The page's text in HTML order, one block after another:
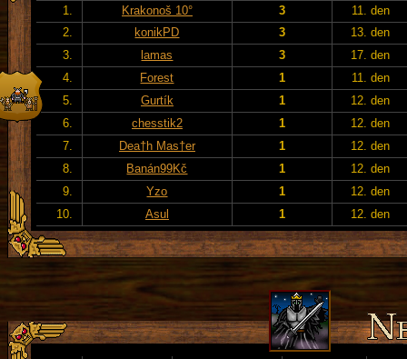
1.
Krakonoš 10° 3
11. den
2.
konikPD 3
13. den
3.
lamas 3
17. den
4.
Forest 1
11. den
5.
Gurtík 1
12. den
6.
chesstik2 1
12. den
7.
Dea†h Mas†er 1
12. den
8.
Banán99Kč 1
12. den
9.
Yzo 1
12. den
10.
Asul 1 12. den